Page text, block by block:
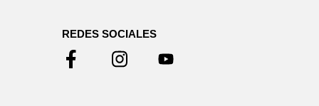
REDES SOCIALES